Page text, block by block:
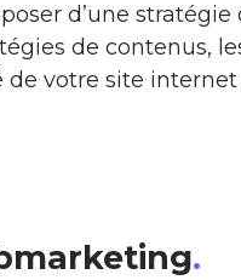
d’une stratégie
de contenus,
de votre site
.